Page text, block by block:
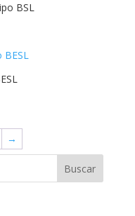
BSL
→
Buscar